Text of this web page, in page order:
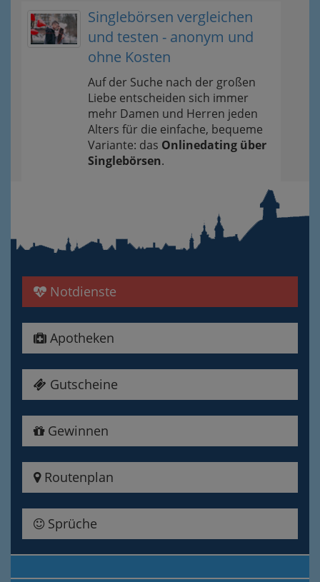
Singlebörsen vergleichen
und testen - anonym und
ohne Kosten
Auf der Suche nach der großen
Liebe entscheiden sich immer
mehr Damen und Herren jeden
Alters für die einfache, bequeme
Variante: das Onlinedating über
Singlebörsen.
Notdienste
Apotheken
Gutscheine
Gewinnen
Routenplan
Sprüche